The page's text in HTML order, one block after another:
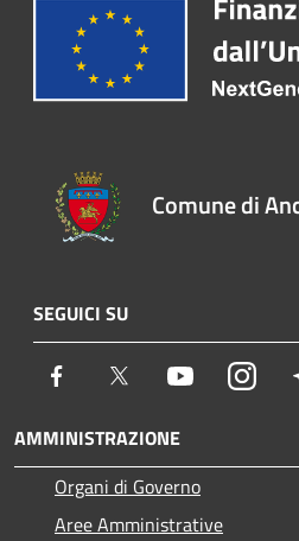
Comune di
SEGUICI SU
Facebook Twitter Youtube
AMMINISTRAZIONE
Organi di Governo
Aree Amministrative